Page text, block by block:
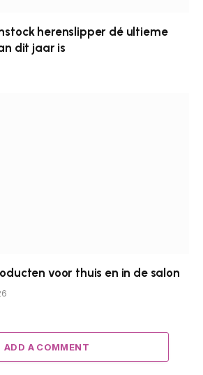
herenslipper dé ultieme
dit jaar is
voor thuis en in de salon
ADD A COMMENT